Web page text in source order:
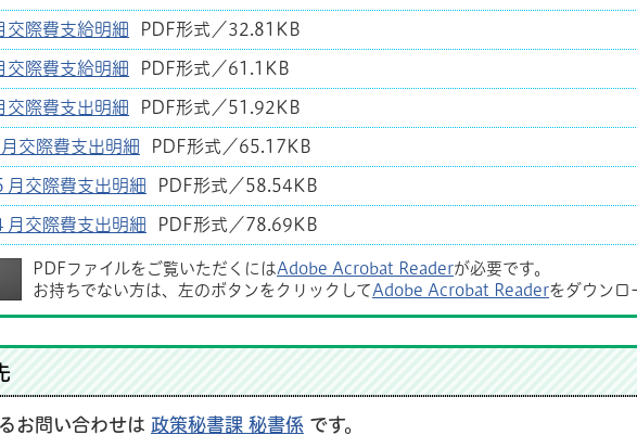
交際費支給明細 PDF形式／32.81KB
交際費支給明細 PDF形式／61.1KB
交際費支出明細 PDF形式／51.92KB
交際費支出明細 PDF形式／65.17KB
月交際費支出明細 PDF形式／58.54KB
月交際費支出明細 PDF形式／78.69KB
PDFファイルをご覧いただくにはAdobe Acrobat Readerが必要です。
お持ちでない方は、左のボタンをクリックして Adobe Acrobat Readerをダウンロ
お問い合わせは 政策秘書課 秘書係 です。